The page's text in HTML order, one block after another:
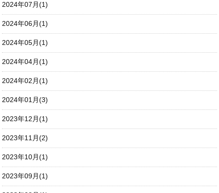
2024年07月(1)
2024年06月(1)
2024年05月(1)
2024年04月(1)
2024年02月(1)
2024年01月(3)
2023年12月(1)
2023年11月(2)
2023年10月(1)
2023年09月(1)